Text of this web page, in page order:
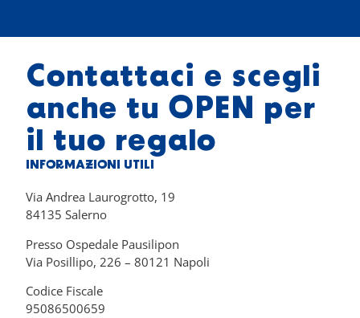
Contattaci e scegli
anche tu OPEN per
il tuo regalo
INFORMAZIONI UTILI
Via Andrea Laurogrotto, 19
84135 Salerno
Presso Ospedale Pausilipon
Via Posillipo, 226 – 80121 Napoli
Codice Fiscale
95086500659